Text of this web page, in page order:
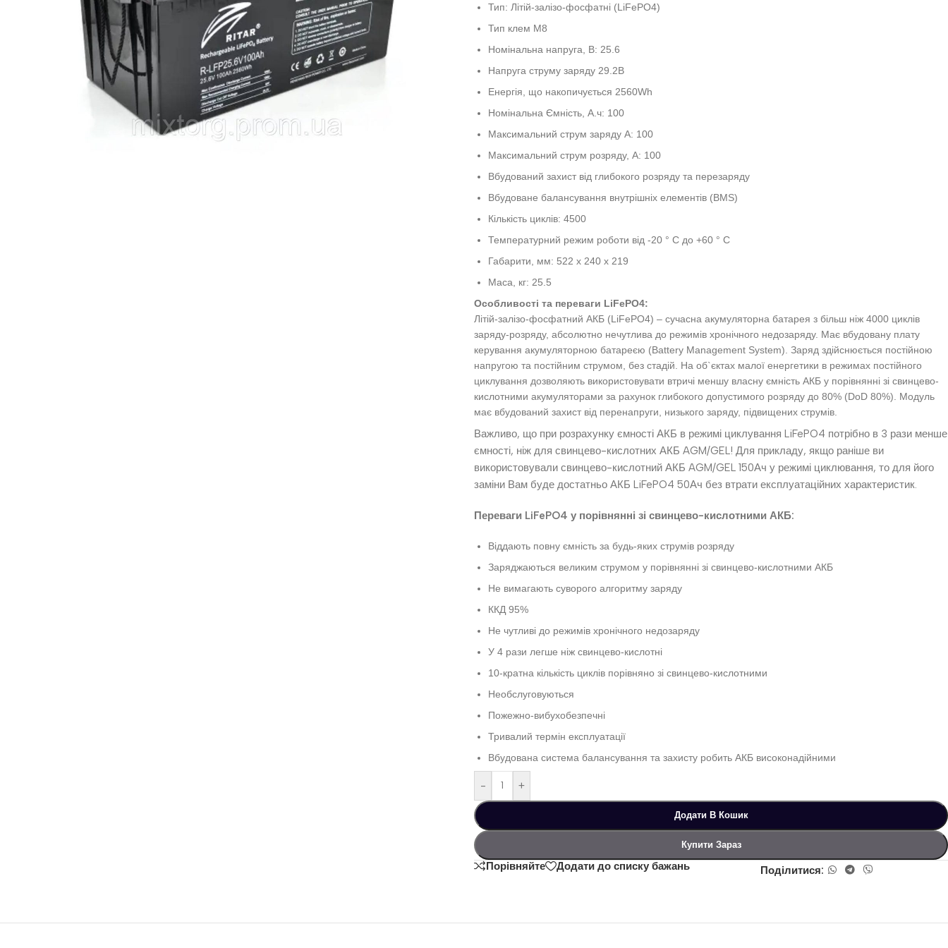
Тип: Літій-залізо-фосфатні (LiFePO4)
Тип клем M8
Номінальна напруга, В: 25.6
Напруга струму заряду 29.2В
Енергія, що накопичується 2560Wh
Номінальна Ємність, А.ч: 100
Максимальний струм заряду А: 100
Максимальний струм розряду, А: 100
Вбудований захист від глибокого розряду та перезаряду
Вбудоване балансування внутрішніх елементів (BMS)
Кількість циклів: 4500
Температурний режим роботи від -20 ° C до +60 ° C
Габарити, мм: 522 х 240 х 219
Маса, кг: 25.5
Особливості та переваги LiFePO4:
Літій-залізо-фосфатний АКБ (LiFePO4) – сучасна акумуляторна батарея з більш ніж 4000 циклів
заряду-розряду, абсолютно нечутлива до режимів хронічного недозаряду. Має вбудовану плату
керування акумуляторною батареєю (Battery Management System). Заряд здійснюється постійною
напругою та постійним струмом, без стадій. На об`єктах малої енергетики в режимах постійного
циклування дозволяють використовувати втричі меншу власну ємність АКБ у порівнянні зі свинцево-
кислотними акумуляторами за рахунок глибокого допустимого розряду до 80% (DoD 80%). Модуль
має вбудований захист від перенапруги, низького заряду, підвищених струмів.
Важливо, що при розрахунку ємності АКБ в режимі циклування LiFePO4 потрібно в 3 рази менше
ємності, ніж для свинцево-кислотних АКБ AGM/GEL! Для прикладу, якщо раніше ви
використовували свинцево-кислотний АКБ AGM/GEL 150Ач у режимі циклювання, то для його
заміни Вам буде достатньо АКБ LiFePO4 50Ач без втрати експлуатаційних характеристик.
Переваги LiFePO4 у порівнянні зі свинцево-кислотними АКБ:
Віддають повну ємність за будь-яких струмів розряду
Заряджаються великим струмом у порівнянні зі свинцево-кислотними АКБ
Не вимагають суворого алгоритму заряду
ККД 95%
Не чутливі до режимів хронічного недозаряду
У 4 рази легше ніж свинцево-кислотні
10-кратна кількість циклів порівняно зі свинцево-кислотними
Необслуговуються
Пожежно-вибухобезпечні
Тривалий термін експлуатації
Вбудована система балансування та захисту робить АКБ високонадійними
- +
Додати В Кошик
Купити Зараз
Порівняйте Додати до списку бажань Поділитися: